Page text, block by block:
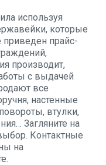
используя
которые
приведен прайс-
производит,
с выдачей
все
настенные
втулки,
Загляните на
Контактные
на